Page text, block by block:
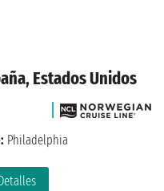
Estados Unidos
Detalles
Philadelphia